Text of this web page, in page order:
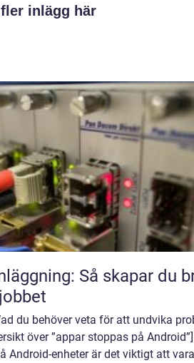
inlägg här
Så skapar du
du behöver veta för att undvika
över ”appar stoppas på
Android-enheter är det viktigt att vara